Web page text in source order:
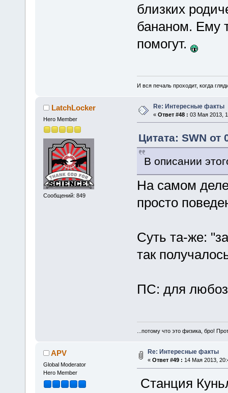
близких
бананом. Ему
помогут.
И вся печаль проходит, когда
LatchLocker
Hero Member
Сообщений: 849
Re: Интересные факты
« Ответ #48 : 03 Мая 2013,
Цитата: SWN от
В описании
На самом
просто
Суть та-же:
так
ПС: для
...потому что это физика, бро!
APV
Global Moderator
Hero Member
Re: Интересные факты
« Ответ #49 : 14 Мая 2013,
Станция